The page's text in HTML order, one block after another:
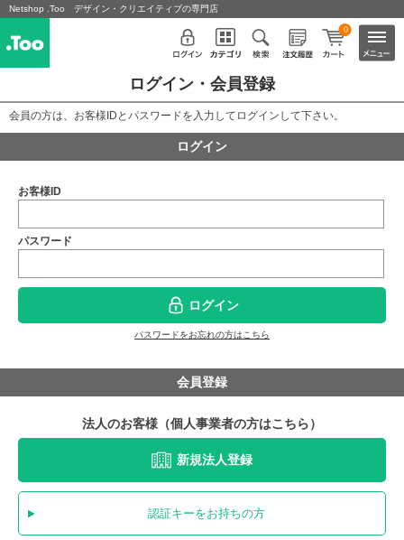
Netshop .Too デザイン・クリエイティブの専門店
0
ログイン・会員登録
会員の方は、お客様IDとパスワードを入力してログインして下さい。
ログイン
お客様ID
パスワード
ログイン
パスワードをお忘れの方はこちら
会員登録
法人のお客様（個人事業者の方はこちら）
新規法人登録
認証キーをお持ちの方